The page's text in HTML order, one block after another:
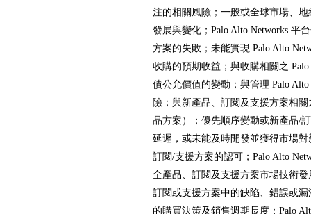
注的相關風險；一般或全球市場、
發展與變化；Palo Alto Networks 平
方案的失敗；未能實現 Palo Alto
收購的預期收益；與收購相關之
債公允價值的變動；與管理 Palo
險；與新產品、訂閱及支援方案相
品方案）；優先順序變動或新產品/
延遲，或未能及時開發並獲得市場
訂閱/支援方案的認可；Palo Alto
全產品、訂閱及支援方案市場技術
訂閱或支援方案中的缺陷、錯誤或漏
的購買決策及銷售週期長度；Palo